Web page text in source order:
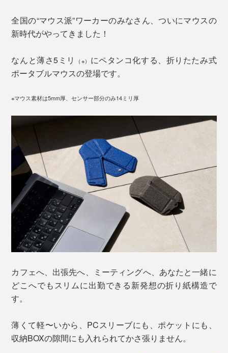
全国の“マウス派”ワーカーのみなさん、ついにマウスの
新時代がやってきました！
なんと薄さ5ミリ （※） にペタンコ化する、折りたたみ式
ポータブルマウスの登場です。
※マウス素材は5mm厚、センサー部分のみ14ミリ厚
カフェへ、出張先へ、ミーティングへ、あなたと一緒に
どこへでもスリムに出勤できる新発想の折り紙構造で
す。
薄くて軽〜いから、PCスリーブにも、ポケットにも、
収納BOXの隙間にも入れられてかさ張りません。